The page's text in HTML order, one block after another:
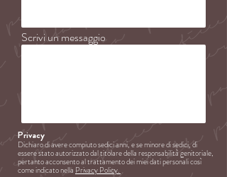
Scrivi un messaggio
Privacy
Dichiaro di avere compiuto sedici anni, e se minore di sedici, di
essere stato autorizzato dal titolare della responsabilità genitoriale,
pertanto acconsento al trattamento deimiei dati personali così
come indicato nella Privacy Policy.